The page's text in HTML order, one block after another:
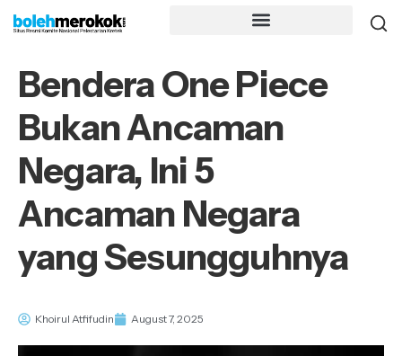
Bendera One Piece
Bukan Ancaman
Negara, Ini 5
Ancaman Negara
yang Sesungguhnya
Khoirul Atfifudin August 7, 2025